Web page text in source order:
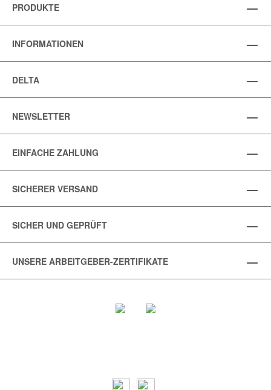
PRODUKTE
INFORMATIONEN
DELTA
NEWSLETTER
EINFACHE ZAHLUNG
SICHERER VERSAND
SICHER UND GEPRÜFT
UNSERE ARBEITGEBER-ZERTIFIKATE